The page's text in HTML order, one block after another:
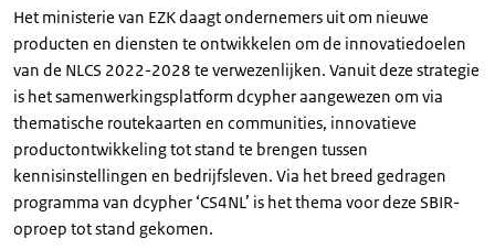
Het ministerie van EZK daagt ondernemers uit om nieuwe
producten en diensten te ontwikkelen om de innovatiedoelen
van de NLCS 2022-2028 te verwezenlijken. Vanuit deze strategie
is het samenwerkingsplatform dcypher aangewezen om via
thematische routekaarten en communities, innovatieve
productontwikkeling tot stand te brengen tussen
kennisinstellingen en bedrijfsleven. Via het breed gedragen
programma van dcypher ‘CS4NL’ is het thema voor deze SBIR-
oproep tot stand gekomen.